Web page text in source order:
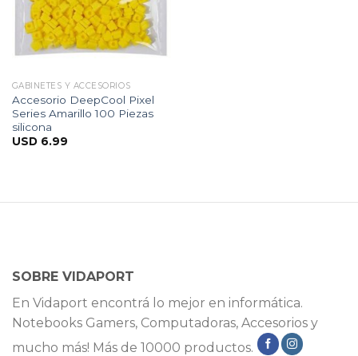
GABINETES Y ACCESORIOS
Accesorio DeepCool Pixel
Series Amarillo 100 Piezas
silicona
USD 6.99
SOBRE VIDAPORT
En Vidaport encontrá lo mejor en informática.
Notebooks Gamers, Computadoras, Accesorios y
mucho más! Más de 10000 productos.